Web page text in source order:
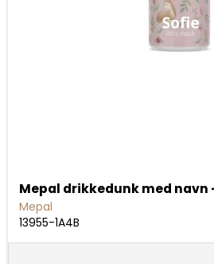
Mepal drikkedunk med navn
Mepal
13955-1A4B